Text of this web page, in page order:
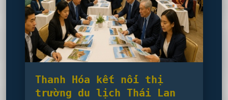
Thanh Hóa kết nối thị
trường du lịch Thái Lan